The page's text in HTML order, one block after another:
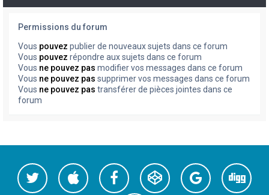
Permissions du forum
Vous pouvez publier de nouveaux sujets dans ce forum
Vous pouvez répondre aux sujets dans ce forum
Vous ne pouvez pas modifier vos messages dans ce forum
Vous ne pouvez pas supprimer vos messages dans ce forum
Vous ne pouvez pas transférer de pièces jointes dans ce
forum